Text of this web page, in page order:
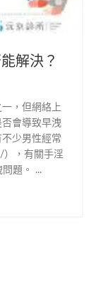
解決？
，但網絡上
會導致早洩
少男性經常
），有關手淫
題。 ...